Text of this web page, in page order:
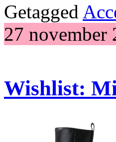
Getagged
27 november
Wishlist: